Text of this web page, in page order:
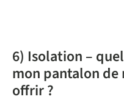
6) Isolation –
mon pantalon
offrir ?